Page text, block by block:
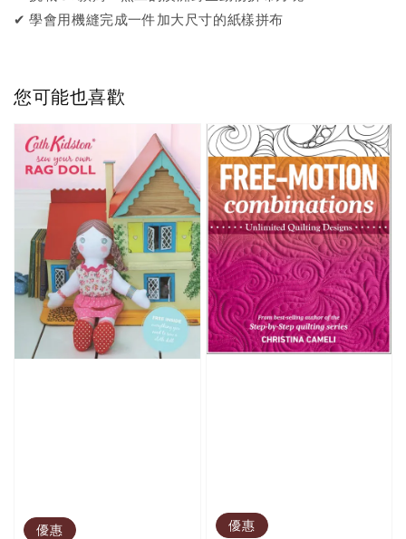
✔ 學會用機縫完成一件加大尺寸的紙樣拼布
您可能也喜歡
優惠 優惠